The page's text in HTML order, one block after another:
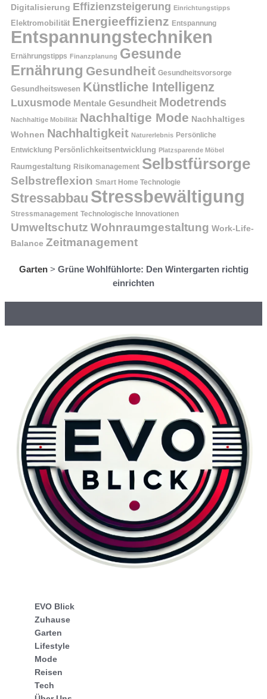
Digitalisierung Effizienzsteigerung Einrichtungstipps
Elektromobilität Energieeffizienz Entspannung
Entspannungstechniken
Ernährungstipps Finanzplanung Gesunde
Ernährung Gesundheit Gesundheitsvorsorge
Gesundheitswesen Künstliche Intelligenz
Luxusmode Mentale Gesundheit Modetrends
Nachhaltige Mobilität Nachhaltige Mode Nachhaltiges
Wohnen Nachhaltigkeit Naturerlebnis Persönliche
Entwicklung Persönlichkeitsentwicklung Platzsparende Möbel
Raumgestaltung Risikomanagement Selbstfürsorge
Selbstreflexion Smart Home Technologie
Stressabbau Stressbewältigung
Stressmanagement Technologische Innovationen
Umweltschutz Wohnraumgestaltung Work-Life-
Balance Zeitmanagement
Garten> Grüne Wohlfühlorte: Den Wintergarten richtig
einrichten
EVO Blick
Zuhause
Garten
Lifestyle
Mode
Reisen
Tech